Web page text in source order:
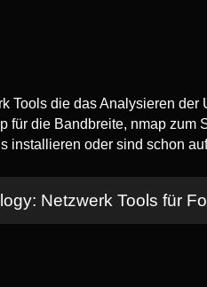
Tools die das Analysieren
für die Bandbreite, nmap
installieren oder sind schon
Netzwerk Tools für